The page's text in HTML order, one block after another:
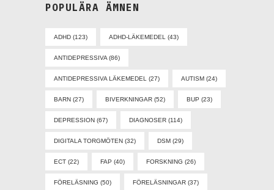
POPULÄRA ÄMNEN
ADHD (123) ADHD-LÄKEMEDEL (43)
ANTIDEPRESSIVA (86)
ANTIDEPRESSIVA LÄKEMEDEL (27) AUTISM (24)
BARN (27) BIVERKNINGAR (52) BUP (23)
DEPRESSION (67) DIAGNOSER (114)
DIGITALA TORGMÖTEN (32) DSM (29)
ECT (22) FAP (40) FORSKNING (26)
FÖRELÄSNING (50) FÖRELÄSNINGAR (37)